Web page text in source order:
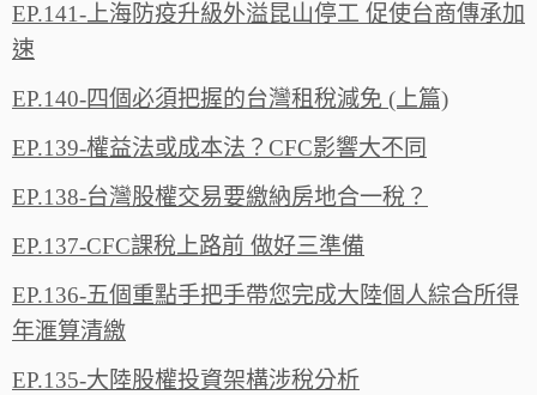
EP.141-上海防疫升級外溢昆山停工 促使台商傳承加
速
EP.140-四個必須把握的台灣租稅減免 (上篇)
EP.139-權益法或成本法？CFC影響大不同
EP.138-台灣股權交易要繳納房地合一稅？
EP.137-CFC課稅上路前 做好三準備
EP.136-五個重點手把手帶您完成大陸個人綜合所得
年滙算清繳
EP.135-大陸股權投資架構涉稅分析